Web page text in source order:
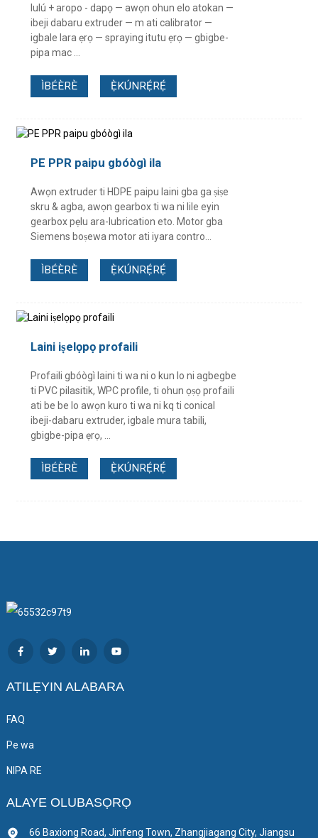
lulú + aropo - dapọ — awọn ohun elo atokan —
ibeji dabaru extruder — m ati calibrator —
igbale lara ẹrọ — spraying itutu ẹrọ — gbigbe-
pipa mac ...
ÌBÉÈRÈ Ẹ̀KÚNRẸ́RẸ́
PE PPR paipu gbóògì ila
Awọn extruder ti HDPE paipu laini gba ga ṣiṣe
skru & agba, awọn gearbox ti wa ni lile eyin
gearbox pẹlu ara-lubrication eto. Motor gba
Siemens boṣewa motor ati iyara contro...
ÌBÉÈRÈ Ẹ̀KÚNRẸ́RẸ́
Laini iṣelọpọ profaili
Profaili gbóògì laini ti wa ni o kun lo ni agbegbe
ti PVC pilasitik, WPC profile, ti ohun ọṣọ profaili
ati be be lo awọn kuro ti wa ni kq ti conical
ibeji-dabaru extruder, igbale mura tabili,
gbigbe-pipa ẹrọ, ...
ÌBÉÈRÈ Ẹ̀KÚNRẸ́RẸ́
ATILẸYIN ALABARA
FAQ
Pe wa
NIPA RE
ALAYE OLUBASỌRỌ
66 Baxiong Road, Jinfeng Town, Zhangjiagang City, Jiangsu